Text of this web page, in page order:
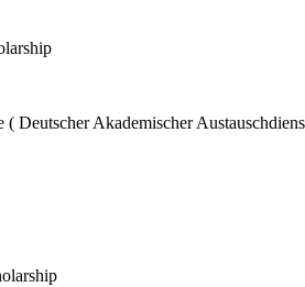
Deutscher Akademischer